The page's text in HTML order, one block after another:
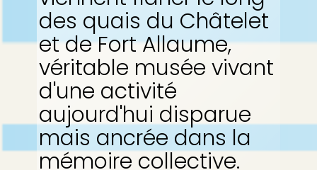
des quais du Châtelet
et de Fort Allaume,
véritable musée vivant
d'une activité
aujourd'hui disparue
mais ancrée dans la
mémoire collective.